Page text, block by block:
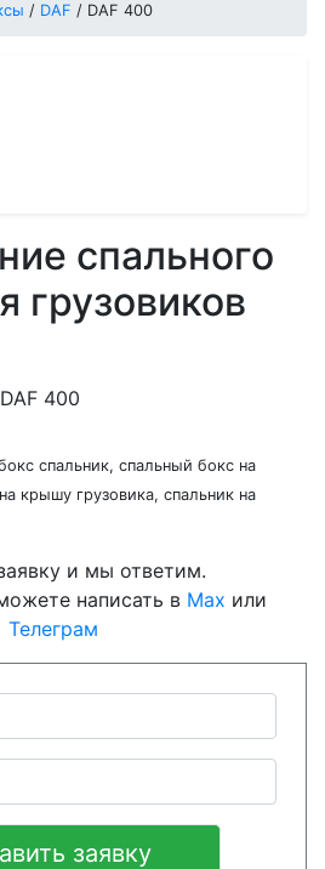
/ DAF / DAF 400
спального
грузовиков
спальник, спальный бокс на
крышу грузовика, спальник на
и мы ответим.
написать в Max или
Телеграм
заявку